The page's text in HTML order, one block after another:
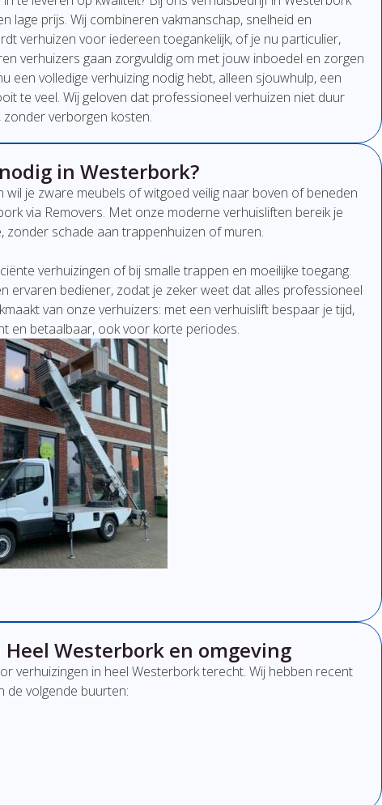
lage prijs. Wij combineren vakmanschap, snelheid en
verhuizen voor iedereen toegankelijk, ofje nu particulier,
verhuizers gaan zorgvuldig om met jouw inboedel en zorgen
een volledige verhuizing nodig hebt, alleen sjouwhulp, een
te veel. Wij geloven dat professioneel verhuizen niet duur
zonderverborgen kosten.
in Westerbork?
wil je zware meubels ofwitgoed veilig naar boven ofbeneden
via Removers. Met onze moderne verhuisliften bereikje
zonder schade aan trappenhuizen ofmuren.
verhuizingen ofbij smalle trappen en moeilijke toegang.
ervaren bediener, zodat je zekerweet dat alles professioneel
van onze verhuizers: met een verhuislift bespaar je tijd,
en betaalbaar, ookvoor korte periodes.
Westerbork en omgeving
verhuizingen in heel Westerbork terecht. Wij hebben recent
de volgende buurten: